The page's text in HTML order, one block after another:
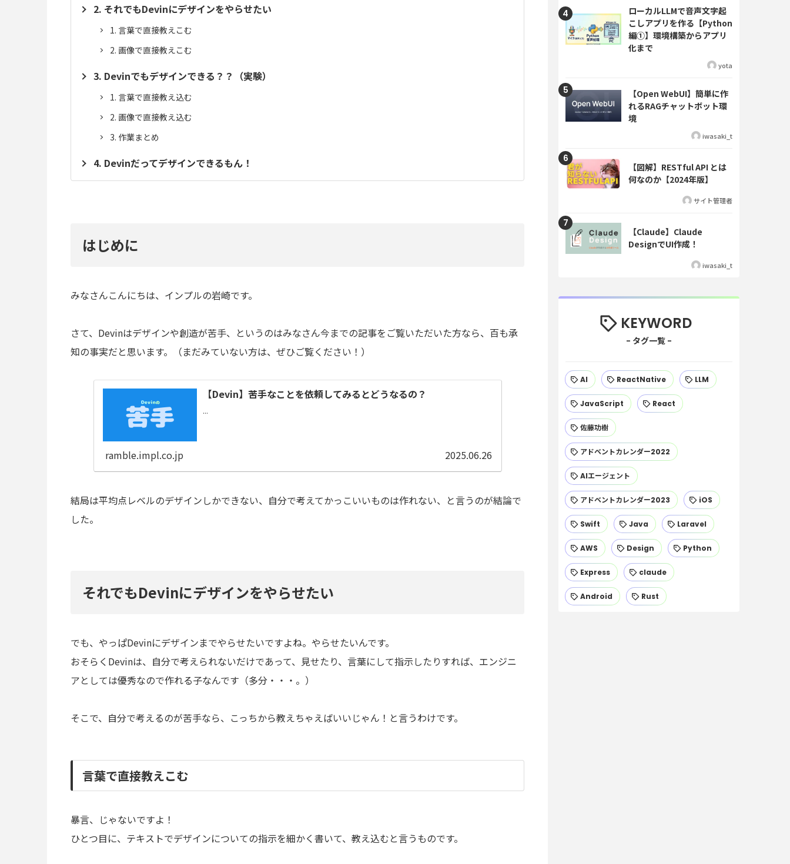
それでもDevinにデザインをやらせたい
言葉で直接教えこむ
画像で直接教えこむ
Devinでもデザインできる？？（実験）
言葉で直接教え込む
画像で直接教え込む
作業まとめ
Devinだってデザインできるもん！
はじめに
みなさんこんにちは、インプルの岩崎です。
さて、Devinはデザインや創造が苦手、というのはみなさん今までの記事をご覧いただいた方なら、百も承
知の事実だと思います。（まだみていない方は、ぜひご覧ください！）
【Devin】苦手なことを依頼してみるとどうなるの？
...
ramble.impl.co.jp 2025.06.26
結局は平均点レベルのデザインしかできない、自分で考えてかっこいいものは作れない、と言うのが結論で
した。
それでもDevinにデザインをやらせたい
でも、やっぱDevinにデザインまでやらせたいですよね。やらせたいんです。
おそらくDevinは、自分で考えられないだけであって、見せたり、言葉にして指示したりすれば、エンジニ
アとしては優秀なので作れる子なんです（多分・・・。）
そこで、自分で考えるのが苦手なら、こっちから教えちゃえばいいじゃん！と言うわけです。
言葉で直接教えこむ
暴言、じゃないですよ！
ひとつ目に、テキストでデザインについての指示を細かく書いて、教え込むと言うものです。
ローカルLLMで音声文字起
こしアプリを作る【Python
編①】環境構築からアプリ
化まで
yota
【Open WebUI】簡単に作
れるRAGチャットボット環
境
iwasaki_t
【図解】RESTful API とは
何なのか【2024年版】
サイト管理者
【Claude】Claude
DesignでUI作成！
iwasaki_t
KEYWORD
AI ReactNative LLM
JavaScript React
佐藤功樹
アドベントカレンダー2022
AIエージェント
アドベントカレンダー2023 iOS
Swift Java Laravel
AWS Design Python
Express claude
Android Rust